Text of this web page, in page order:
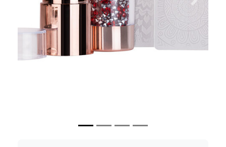
Vorige Volgende